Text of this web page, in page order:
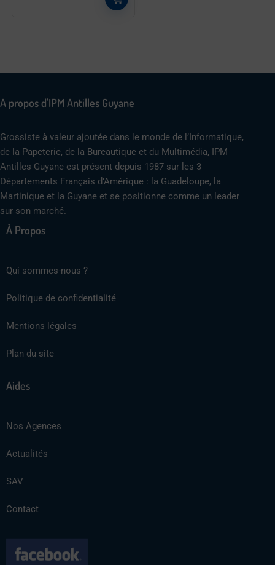
A propos d'IPM Antilles Guyane
Grossiste à valeur ajoutée dans le monde de l’Informatique,
de la Papeterie, de la Bureautique et du Multimédia, IPM
Antilles Guyane est présent depuis 1987 sur les 3
Départements Français d’Amérique : la Guadeloupe, la
Martinique et la Guyane et se positionne comme un leader
sur son marché.
À Propos
Qui sommes-nous ?
Politique de confidentialité
Mentions légales
Plan du site
Aides
Nos Agences
Actualités
SAV
Contact